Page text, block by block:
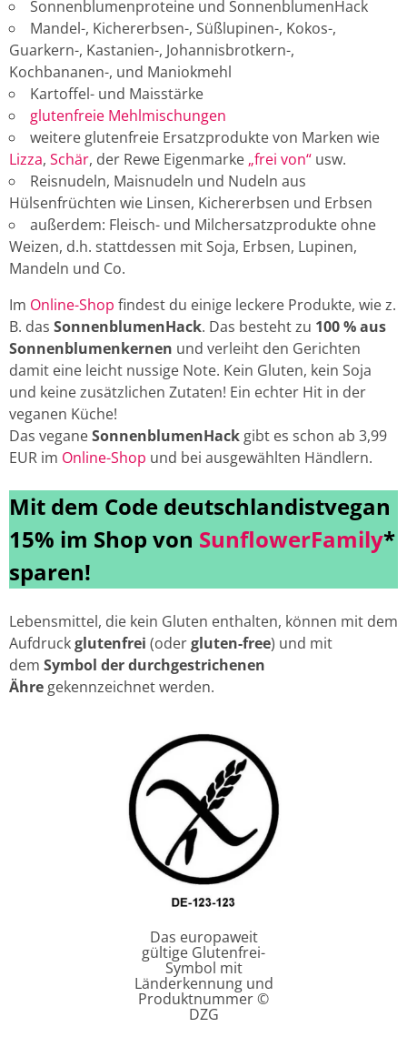
Sonnenblumenproteine und SonnenblumenHack
Mandel-, Kichererbsen-, Süßlupinen-, Kokos-,
Guarkern-, Kastanien-, Johannisbrotkern-,
Kochbananen-, und Maniokmehl
Kartoffel- und Maisstärke
glutenfreie Mehlmischungen
weitere glutenfreie Ersatzprodukte von Marken wie
Lizza, Schär, der Rewe Eigenmarke „frei von“ usw.
Reisnudeln, Maisnudeln und Nudeln aus
Hülsenfrüchten wie Linsen, Kichererbsen und Erbsen
außerdem: Fleisch- und Milchersatzprodukte ohne
Weizen, d.h. stattdessen mit Soja, Erbsen, Lupinen,
Mandeln und Co.
Im Online-Shop findest du einige leckere Produkte, wie z.
B. das SonnenblumenHack. Das besteht zu 100 % aus
Sonnenblumenkernen und verleiht den Gerichten
damit eine leicht nussige Note. Kein Gluten, kein Soja
und keine zusätzlichen Zutaten! Ein echter Hit in der
veganen Küche!
Das veganeSonnenblumenHack gibt es schon ab 3,99
EUR im Online-Shop und bei ausgewählten Händlern.
Mit dem Code deutschlandistvegan
15% im Shop von SunflowerFamily*
sparen!
Lebensmittel, die kein Gluten enthalten, können mit dem
Aufdruckglutenfrei (odergluten-free) und mit
dem Symbol der durchgestrichenen
Ähre gekennzeichnet werden.
Das europaweit
gültige Glutenfrei-
Symbol mit
Länderkennung und
Produktnummer ©
DZG